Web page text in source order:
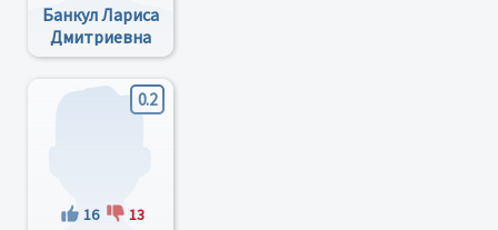
Банкул Лариса
Дмитриевна
0.2
16 13